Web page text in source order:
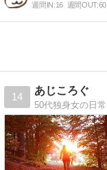
週間IN:16 週間OUT:60
14
あじころぐ